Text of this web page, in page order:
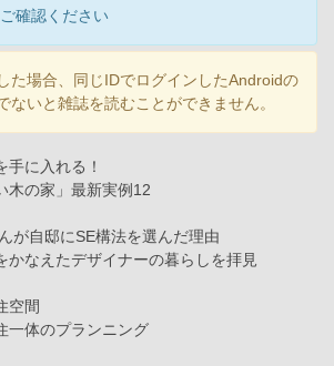
確認ください
た場合、同じIDでログインしたAndroidの
ないと雑誌を読むことができません。
手に入れる！
木の家」最新実例12
が自邸にSE構法を選んだ理由
かなえたデザイナーの暮らしを拝見
空間
一体のプランニング